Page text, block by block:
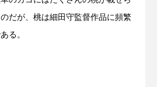
だが、桃は細田守監督作品に頻繁
る。